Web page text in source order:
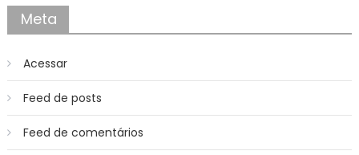
Meta
Acessar
Feed de posts
Feed de comentários